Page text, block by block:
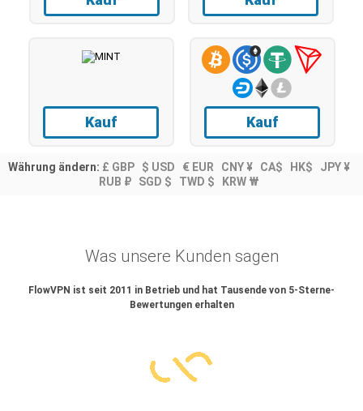
Kauf Kauf
Währung ändern: £ GBP $ USD € EUR CNY ¥ CA$ HK$
JPY ¥
RUB ₽
SGD $ TWD $ KRW ₩
Was unsere Kunden sagen
FlowVPN ist seit 2011 in Betrieb und hat Tausende von 5-Sterne-
Bewertungen erhalten